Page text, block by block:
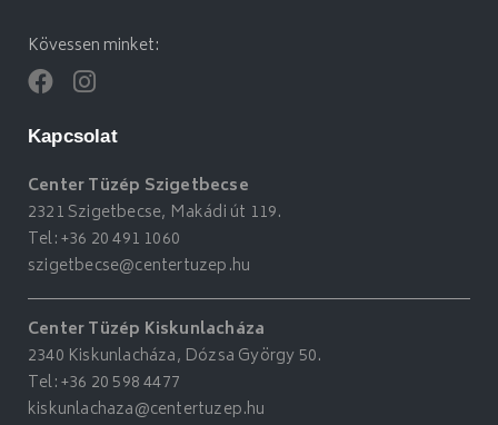
Kövessen minket:
Kapcsolat
Center Tüzép Szigetbecse
2321 Szigetbecse, Makádi út 119.
Tel:+36 20 491 1060
szigetbecse@centertuzep.hu
Center Tüzép Kiskunlacháza
2340 Kiskunlacháza, Dózsa György 50.
Tel:+36 20 598 4477
kiskunlachaza@centertuzep.hu